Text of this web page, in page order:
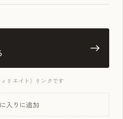
リエイト）リンクです
入りに追加